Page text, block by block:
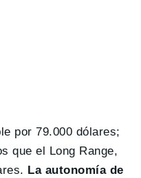
por 79.000 dólares;
que el Long Range,
La autonomía de